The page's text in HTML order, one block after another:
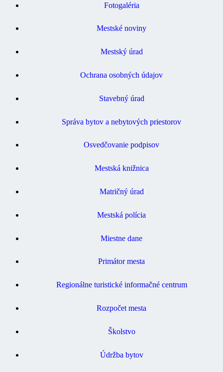
Fotogaléria
Mestské noviny
Mestský úrad
Ochrana osobných údajov
Stavebný úrad
Správa bytov a nebytových priestorov
Osvedčovanie podpisov
Mestská knižnica
Matričný úrad
Mestská polícia
Miestne dane
Primátor mesta
Regionálne turistické informačné centrum
Rozpočet mesta
Školstvo
Údržba bytov